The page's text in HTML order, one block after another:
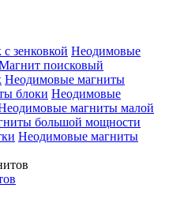
зенковкой Неодимовые
поисковый
Неодимовые магниты
блоки Неодимовые
магниты малой
большой мощности
Неодимовые магниты